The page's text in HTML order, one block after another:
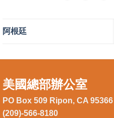
阿根廷
美國總部辦公室
PO Box 509 Ripon, CA 95366
(209)-566-8180